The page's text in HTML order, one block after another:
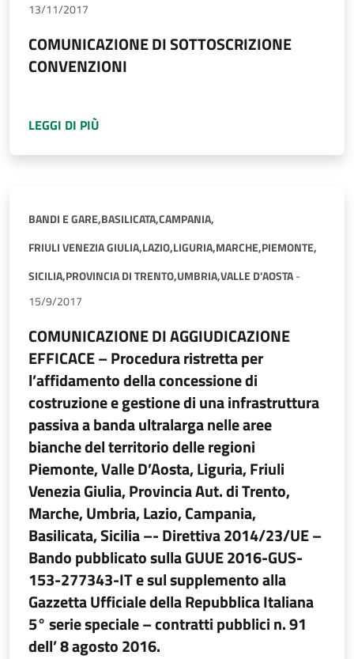
13/11/2017
COMUNICAZIONE DI SOTTOSCRIZIONE
CONVENZIONI
LEGGI DI PIÙ
BANDI E GARE,BASILICATA,CAMPANIA,
FRIULI VENEZIA GIULIA,LAZIO,LIGURIA,MARCHE,PIEMONTE,
SICILIA,PROVINCIA DI TRENTO,UMBRIA,VALLE D'AOSTA-
15/9/2017
COMUNICAZIONE DI AGGIUDICAZIONE
EFFICACE – Procedura ristretta per
l’affidamento della concessione di
costruzione e gestione di una infrastruttura
passiva a banda ultralarga nelle aree
bianche del territorio delle regioni
Piemonte, Valle D’Aosta, Liguria, Friuli
Venezia Giulia, Provincia Aut. di Trento,
Marche, Umbria, Lazio, Campania,
Basilicata, Sicilia –- Direttiva 2014/23/UE –
Bando pubblicato sulla GUUE 2016-GUS-
153-277343-IT e sul supplemento alla
Gazzetta Ufficiale della Repubblica Italiana
5° serie speciale – contratti pubblici n. 91
dell’ 8 agosto 2016.